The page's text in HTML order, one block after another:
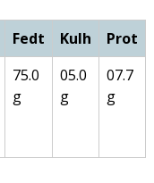
Fedt Kulh
Prot
75.0
g
05.0
g
07.7
g